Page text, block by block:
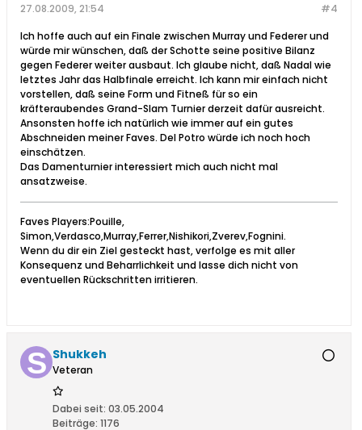
#4
27.08.2009, 21:54
Ich hoffe auch auf ein Finale zwischen Murray und Federer und
würde mir wünschen, daß der Schotte seine positive Bilanz
gegen Federer weiter ausbaut. Ich glaube nicht, daß Nadal wie
letztes Jahr das Halbfinale erreicht. Ich kann mir einfach nicht
vorstellen, daß seine Form und Fitneß für so ein
kräfteraubendes Grand-Slam Turnier derzeit dafür ausreicht.
Ansonsten hoffe ich natürlich wie immer auf ein gutes
Abschneiden meiner Faves. Del Potro würde ich noch hoch
einschätzen.
Das Damenturnier interessiert mich auch nicht mal
ansatzweise.
Faves Players:Pouille,
Simon,Verdasco,Murray,Ferrer,Nishikori,Zverev,Fognini.
Wenn du dir ein Ziel gesteckt hast, verfolge es mit aller
Konsequenz und Beharrlichkeit und lasse dich nicht von
eventuellen Rückschritten irritieren.
Shukkeh
Veteran
Dabei seit: 03.05.2004
Beiträge: 1176